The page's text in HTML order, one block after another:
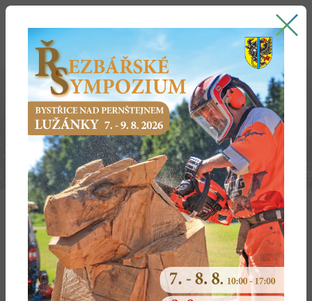
ŽIVNOSTENSKÝ ÚŘAD
Upozornění podnikatelům Elektronické podání
CZECH POINT Zemědělský podnikatel
Živnostník
Živnostenský úřad získal od začínajících podnikatelů
informaci o aktivitách společností ( např. Informatik
Česká republika , Firmstat s.r.o.) které nabízí zápis do
Rejstříku obchodu a živností.V těchto případech se
jedná výlučně o soukromé podnikatelské aktivity těchto
společností, proto doporučujeme podnikatelům, aby